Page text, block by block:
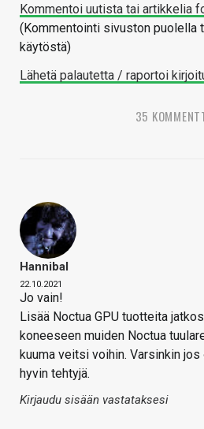
Kommentoi uutista tai artikkelia
(Kommentointi sivuston
käytöstä)
Lähetä palautetta / raportoi
35
Hannibal
22.10.2021
Jo vain!
Lisää Noctua GPU tuotteita
koneeseen muiden Noctua
kuuma veitsi voihin. Varsinkin
hyvin tehtyjä.
Kirjaudu sisään vastataksesi